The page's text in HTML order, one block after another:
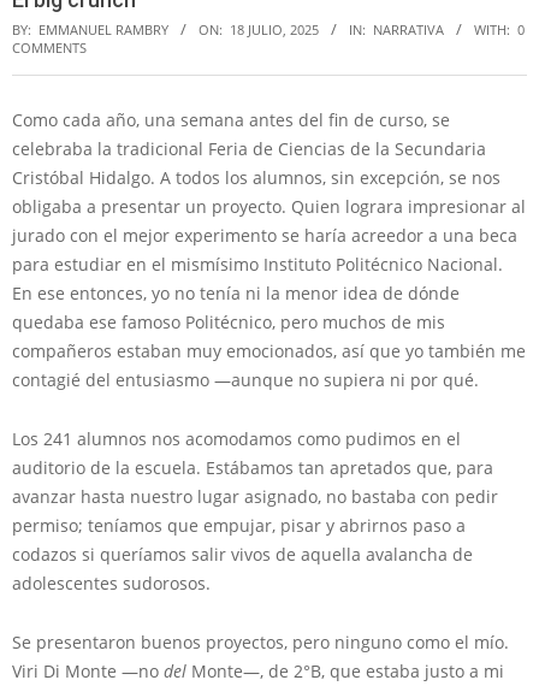
BY: EMMANUEL RAMBRY ON: 18 JULIO, 2025 IN: NARRATIVA WITH: 0
COMMENTS
Como cada año, una semana antes del fin de curso, se
celebraba la tradicional Feria de Ciencias de la Secundaria
Cristóbal Hidalgo. A todos los alumnos, sin excepción, se nos
obligaba a presentar un proyecto. Quien lograra impresionar al
jurado con el mejor experimento se haría acreedor a una beca
para estudiar en el mismísimo Instituto Politécnico Nacional.
En ese entonces, yo no tenía ni la menor idea de dónde
quedaba ese famoso Politécnico, pero muchos de mis
compañeros estaban muy emocionados, así que yo también me
contagié del entusiasmo —aunque no supiera ni por qué.
Los 241 alumnos nos acomodamos como pudimos en el
auditorio de la escuela. Estábamos tan apretados que, para
avanzar hasta nuestro lugar asignado, no bastaba con pedir
permiso; teníamos que empujar, pisar y abrirnos paso a
codazos si queríamos salir vivos de aquella avalancha de
adolescentes sudorosos.
Se presentaron buenos proyectos, pero ninguno como el mío.
Viri Di Monte —no del Monte—, de 2°B, que estaba justo a mi